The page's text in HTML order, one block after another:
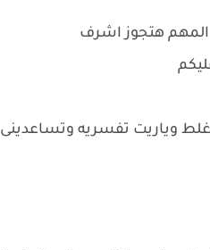
هتجوز اشرف
وياريت تفسريه وتساعدينى